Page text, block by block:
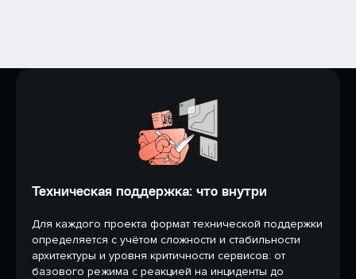
Техническая поддержка: что внутри
Для каждого проекта формат технической поддержки
определяется с учётом сложности и стабильности
архитектуры и уровня критичности сервисов: от
базового режима с реакцией на инциденты до